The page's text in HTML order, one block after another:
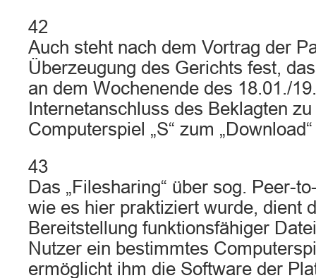
42
Auch steht nach dem Vortrag der
Überzeugung des Gerichts fest,
an dem Wochenende des 18.01./
Internetanschluss des Beklagten
Computerspiel „S“ zum
43
Das „Filesharing“ über sog. Peer-
wie es hier praktiziert wurde, dient
Bereitstellung funktionsfähiger
Nutzer ein bestimmtes
ermöglicht ihm die Software der